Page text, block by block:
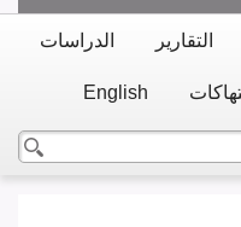
التقارير الدراسات
English